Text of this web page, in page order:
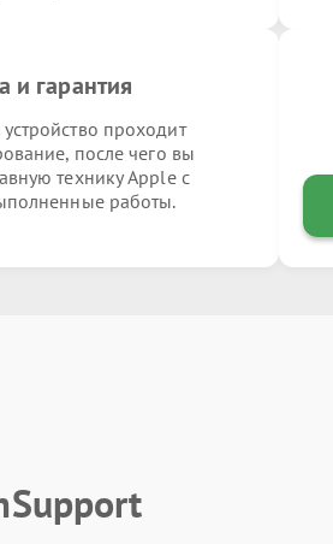
и гарантия
проходит
после чего вы
технику Apple с
работы.